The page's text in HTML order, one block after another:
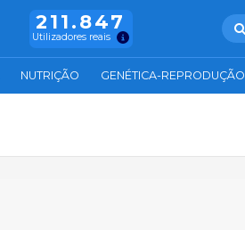
211.847
Utilizadores reais
NUTRIÇÃO GENÉTICA-REPRODUÇÃO